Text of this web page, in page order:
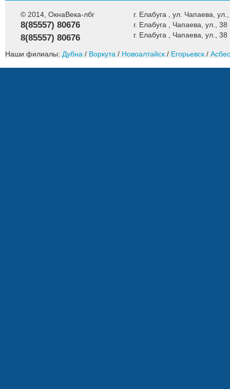
© 2014, ОкнаВека-лбг
8(85557) 80676
8(85557) 80676
г. Елабуга , ул. Чапаева,
г. Елабуга , Чапаева, ул., 38
г. Елабуга , Чапаева, ул., 38
Наши филиалы: Дубна / Воркута / Новоалтайск / Егорьевск /